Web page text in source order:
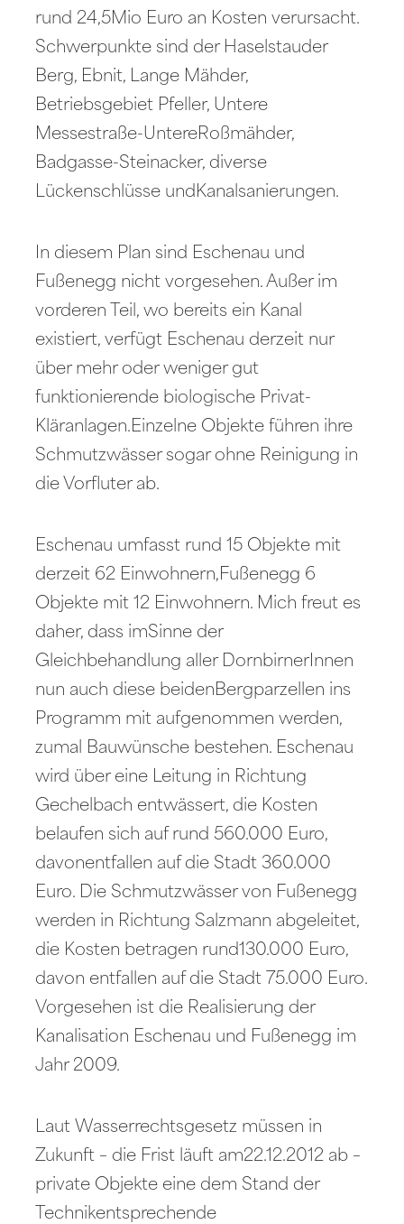
rund 24,5Mio Euro an Kosten verursacht.
Schwerpunkte sind der Haselstauder
Berg, Ebnit, Lange Mähder,
Betriebsgebiet Pfeller, Untere
Messestraße-UntereRoßmähder,
Badgasse-Steinacker, diverse
Lückenschlüsse undKanalsanierungen.
In diesem Plan sind Eschenau und
Fußenegg nicht vorgesehen. Außer im
vorderen Teil, wo bereits ein Kanal
existiert, verfügt Eschenau derzeit nur
über mehr oder weniger gut
funktionierende biologische Privat-
Kläranlagen.Einzelne Objekte führen ihre
Schmutzwässer sogar ohne Reinigung in
die Vorfluter ab.
Eschenau umfasst rund 15 Objekte mit
derzeit 62 Einwohnern,Fußenegg 6
Objekte mit 12 Einwohnern. Mich freut es
daher, dass imSinne der
Gleichbehandlung aller DornbirnerInnen
nun auch diese beidenBergparzellen ins
Programm mit aufgenommen werden,
zumal Bauwünsche bestehen. Eschenau
wird über eine Leitung in Richtung
Gechelbach entwässert, die Kosten
belaufen sich auf rund 560.000 Euro,
davonentfallen auf die Stadt 360.000
Euro. Die Schmutzwässer von Fußenegg
werden in Richtung Salzmann abgeleitet,
die Kosten betragen rund130.000 Euro,
davon entfallen auf die Stadt 75.000 Euro.
Vorgesehen ist die Realisierung der
Kanalisation Eschenau und Fußenegg im
Jahr 2009.
Laut Wasserrechtsgesetz müssen in
Zukunft – die Frist läuft am22.12.2012 ab –
private Objekte eine dem Stand der
Technikentsprechende